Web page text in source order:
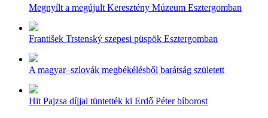
Megnyílt a megújult Keresztény Múzeum Esztergomban
František Trstenský szepesi püspök Esztergomban
A magyar–szlovák megbékélésből barátság született
Hit Pajzsa díjjal tüntették ki Erdő Péter bíborost